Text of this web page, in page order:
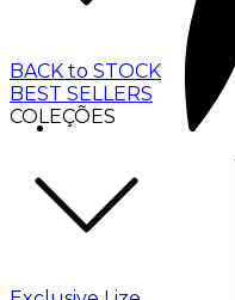
BACK to STOCK
BEST SELLERS
COLEÇÕES